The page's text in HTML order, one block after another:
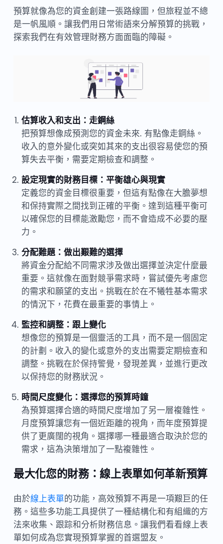
預算就像為您的資金創建一張路線圖，但旅程並不總
是一帆風順。讓我們用日常術語來分解預算的挑戰，
探索我們在有效管理財務方面面臨的障礙。
估算收入和支出：走鋼絲
把預算想像成預測您的資金未來. 有點像走鋼絲。
收入的意外變化或突如其來的支出很容易使您的預
算失去平衡，需要定期檢查和調整。
設定現實的財務目標：平衡雄心與現實
定義您的資金目標很重要，但這有點像在大膽夢想
和保持實際之間找到正確的平衡。達到這種平衡可
以確保您的目標能激勵您，而不會造成不必要的壓
力。
分配難題：做出艱難的選擇
將資金分配給不同需求涉及做出選擇並決定什麼最
重要。這就像在面對競爭需求時，嘗試優先考慮您
的需求和願望的支出。挑戰在於在不犧牲基本需求
的情況下，花費在最重要的事情上。
監控和調整：跟上變化
想像您的預算是一個靈活的工具，而不是一個固定
的計劃。收入的變化或意外的支出需要定期檢查和
調整。挑戰在於保持警覺，發現差異，並進行更改
以保持您的財務狀況。
時間尺度變化：選擇您的預算時鐘
為預算選擇合適的時間尺度增加了另一層複雜性。
月度預算讓您有一個近距離的視角，而年度預算提
供了更廣闊的視角。選擇哪一種最適合取決於您的
需求，這為決策增加了一點複雜性。
最大化您的財務：線上表單如何革新預算
由於線上表單的功能，高效預算不再是一項艱巨的任
務。這些多功能工具提供了一種結構化和有組織的方
法來收集、跟踪和分析財務信息。讓我們看看線上表
單如何成為您實現預算掌握的首選盟友。